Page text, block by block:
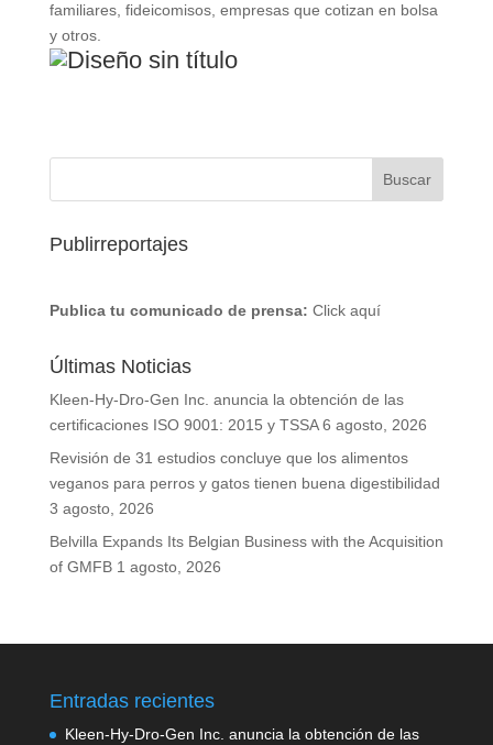
familiares, fideicomisos, empresas que cotizan en bolsa
y otros.
Publirreportajes
Publica tu comunicado de prensa: Click aquí
Últimas Noticias
Kleen-Hy-Dro-Gen Inc. anuncia la obtención de las
certificaciones ISO 9001: 2015 y TSSA 6 agosto, 2026
Revisión de 31 estudios concluye que los alimentos
veganos para perros y gatos tienen buena digestibilidad
3 agosto, 2026
Belvilla Expands Its Belgian Business with the Acquisition
of GMFB 1 agosto, 2026
Entradas recientes
Kleen-Hy-Dro-Gen Inc. anuncia la obtención de las